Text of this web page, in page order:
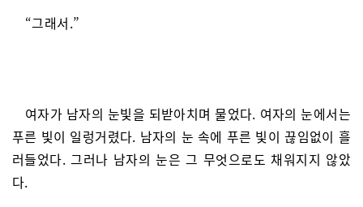
“그래서.”
여자가 남자의 눈빛을 되받아치며 물었다. 여자의 눈에서는
푸른 빛이 일렁거렸다. 남자의 눈 속에 푸른 빛이 끊임없이 흘
러들었다. 그러나 남자의 눈은 그 무엇으로도 채워지지 않았
다.